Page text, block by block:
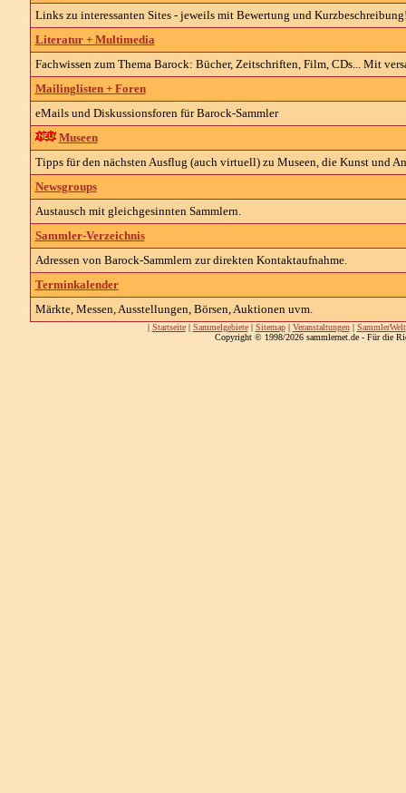
Links zu interessanten Sites - jeweils mit Bewertung und
Literatur + Multimedia
Fachwissen zum Thema Barock: Bücher, Zeitschriften, Film, CDs... Mit
Mailinglisten + Foren
eMails und Diskussionsforen für Barock-Sammler
Museen
Tipps für den nächsten Ausflug (auch virtuell) zu Museen, die Kunst und
Newsgroups
Austausch mit gleichgesinnten Sammlern.
Sammler-Verzeichnis
Adressen von Barock-Sammlern zur direkten Kontaktaufnahme.
Terminkalender
Märkte, Messen, Ausstellungen, Börsen, Auktionen uvm.
| Startseite| Sammelgebiete| Sitemap| Veranstaltungen| SammlerWelt
Copyright © 1998/2026 sammlernet.de - Für die